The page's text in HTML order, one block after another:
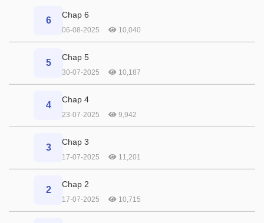
6
Chap 6
06-08-2025 10,040
5
Chap 5
30-07-2025 10,187
4
Chap 4
23-07-2025 9,942
3
Chap 3
17-07-2025 11,201
2
Chap 2
17-07-2025 10,715